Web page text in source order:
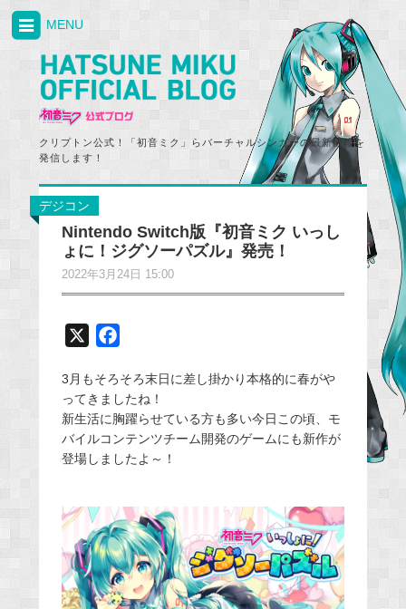
クリプトン公式！「初音ミク」らバーチャルシンガーの最新情報を
発信します！
MENU
デジコン
Nintendo Switch版『初音ミク いっし
ょに！ジグソーパズル』発売！
2022年3月24日 15:00
c
e
b
3月もそろそろ末日に差し掛かり本格的に春がや
ってきましたね！
新生活に胸躍らせている方も多い今日この頃、モ
バイルコンテンツチーム開発のゲームにも新作が
登場しましたよ～！